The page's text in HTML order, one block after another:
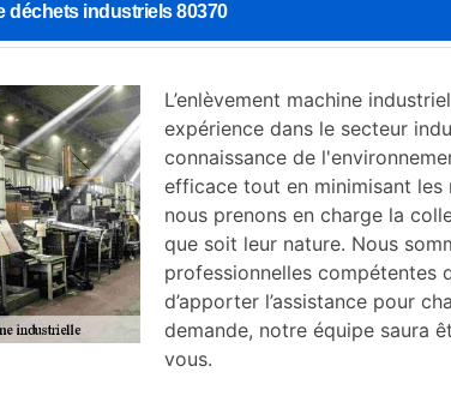
déchets industriels 80370
L’enlèvement machine
expérience dans le secteur
connaissance de
efficace tout en minimisant les
nous prenons en charge la
que soit leur nature. Nous
professionnelles compétentes
d’apporter l’assistance pour
demande, notre équipe saura
vous.